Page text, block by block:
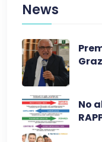
News
No